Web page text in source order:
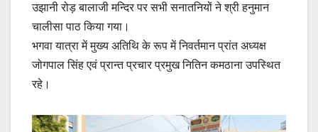
उझानी रोड़ बालाजी मन्दिर पर सभी सनातनियों ने श्री हनुमान
चालीसा पाठ किया गया।
भगवा यात्रा में मुख्य अतिथि के रूप में निवर्तमान प्रांत अध्यक्ष
जोगपाल सिंह एवं प्रान्त प्रचार प्रमुख नितिन कमठाना उपस्थित
रहे।